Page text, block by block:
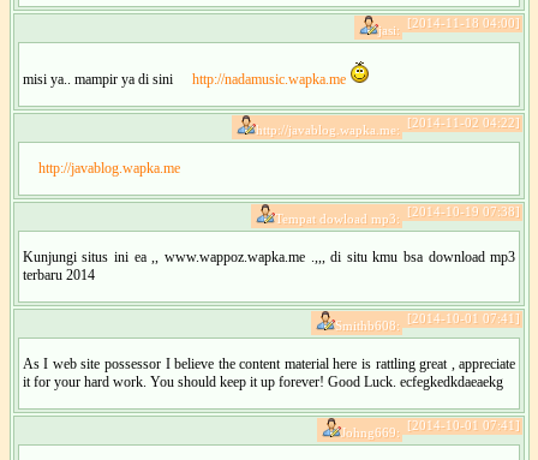
[2014-11-18 04:00]
jasi:
misi ya.. mampir ya di sini http://nadamusic.wapka.me
[2014-11-02 04:22]
http://javablog.wapka.me:
http://javablog.wapka.me
[2014-10-19 07:38]
Tempat dowload mp3:
Kunjungi situs ini ea ,, www.wappoz.wapka.me .,,, di situ kmu bsa download mp3
terbaru 2014
[2014-10-01 07:41]
Smithb608:
As I web site possessor I believe the content material here is rattling great , appreciate
it for your hard work. You should keep it up forever! Good Luck. ecfegkedkdaeaekg
[2014-10-01 07:41]
Johng669: